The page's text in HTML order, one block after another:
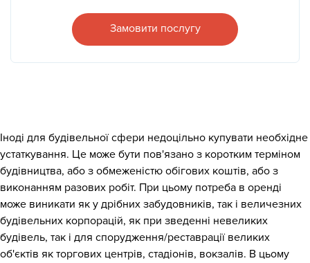
Замовити послугу
Іноді для будівельної сфери недоцільно купувати необхідне
устаткування. Це може бути пов'язано з коротким терміном
будівництва, або з обмеженістю обігових коштів, або з
виконанням разових робіт. При цьому потреба в оренді
може виникати як у дрібних забудовників, так і величезних
будівельних корпорацій, як при зведенні невеликих
будівель, так і для спорудження/реставрації великих
об'єктів як торгових центрів, стадіонів, вокзалів. В цьому